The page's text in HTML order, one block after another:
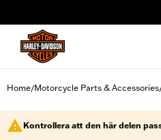
Home/Motorcycle Parts & Accessories
Kontrollera att den här delen